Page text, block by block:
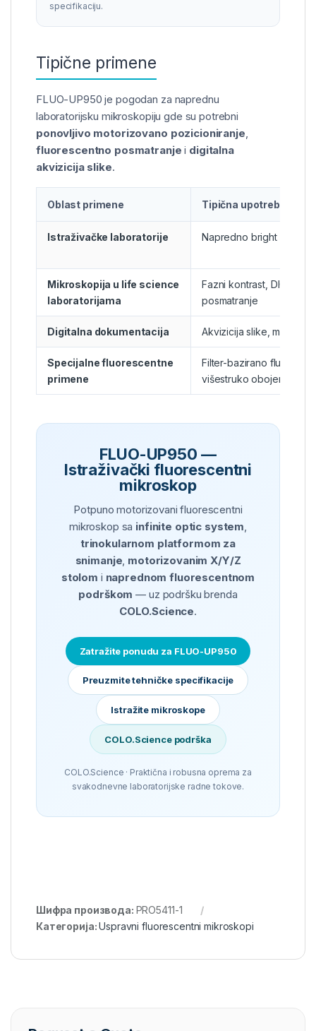
specifikaciju.
Tipične primene
FLUO-UP950 je pogodan za naprednu
laboratorijsku mikroskopiju gde su potrebni
ponovljivo motorizovano pozicioniranje,
fluorescentno posmatranje i digitalna
akvizicija slike.
Oblast primene Tipična upotreba
Istraživačke laboratorije Napredno bright field i
Mikroskopija u life science
laboratorijama
Fazni kontrast, DIC i
posmatranje
Digitalna dokumentacija Akvizicija slike, merenje
Specijalne fluorescentne
primene
Filter-bazirano
višestruko obojenih
FLUO-UP950 —
Istraživački fluorescentni
mikroskop
Potpuno motorizovani fluorescentni
mikroskop sa infinite optic system,
trinokularnom platformom za
snimanje, motorizovanim X/Y/Z
stolom i naprednom fluorescentnom
podrškom — uz podršku brenda
COLO.Science.
Zatražite ponudu za FLUO-UP950
Preuzmite tehničke specifikacije
Istražite mikroskope
COLO.Science podrška
COLO.Science · Praktična i robusna oprema za
svakodnevne laboratorijske radne tokove.
Шифра производа: PRO5411-1
Категорија:Uspravni fluorescentni mikroskopi